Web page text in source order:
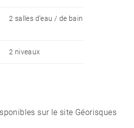
2 salles d'eau / de bain
2 niveaux
sur le site Géorisques